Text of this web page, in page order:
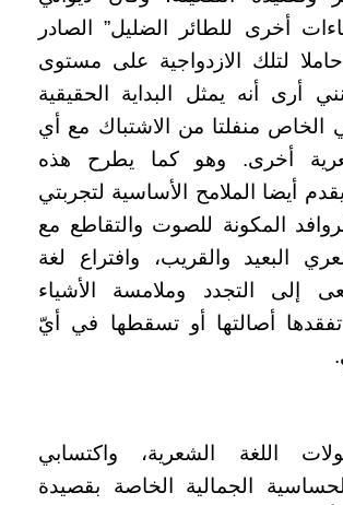
أخرى للطائر الضليل” الصادر
في 1999 حاملا لتلك الازدواجية على مستوى
أرى أنه يمثل البداية الحقيقية
منفلتا من الاشتباك مع أي
أخرى. وهو كما يطرح هذه
أيضا الملامح الأساسية لتجربتي
المكونة للصوت والتقاطع مع
البعيد والقريب، وافتراع لغة
إلى التجدد وملامسة الأشياء
تفقدها أصالتها أو تسقطها في أيّ
اللغة الشعرية، واكتسابي
الجمالية الخاصة بقصيدة